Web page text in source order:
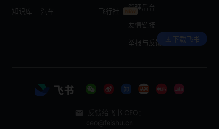
知识库 汽车 飞行社 管理后台
友情链接
举报与反馈 下载飞书
反馈给飞书 CEO：
ceo@feishu.cn